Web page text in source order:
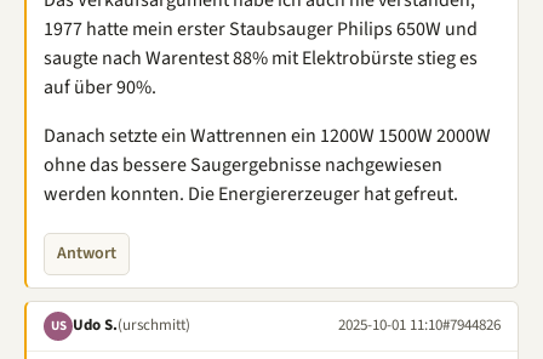
1977 hatte mein erster Staubsauger Philips 650W und
saugte nach Warentest 88% mit Elektrobürste stieg es
auf über 90%.
Danach setzte ein Wattrennen ein 1200W 1500W 2000W
ohne das bessere Saugergebnisse nachgewiesen
werden konnten. Die Energiererzeuger hat gefreut.
Antwort
US Udo S.(urschmitt) 2025-10-01 11:10#7944826